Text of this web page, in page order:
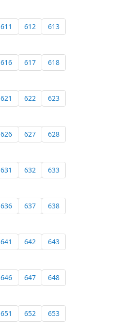
611 612 613
616 617 618
621 622 623
626 627 628
631 632 633
636 637 638
641 642 643
646 647 648
651 652 653